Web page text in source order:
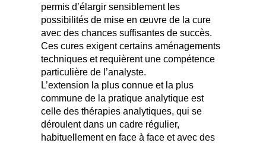
permis d’élargir sensiblement les
possibilités de mise en œuvre de la cure
avec des chances suffisantes de succès.
Ces cures exigent certains aménagements
techniques et requièrent une compétence
particulière de l’analyste.
L’extension la plus connue et la plus
commune de la pratique analytique est
celle des thérapies analytiques, qui se
déroulent dans un cadre régulier,
habituellement en face à face et avec des